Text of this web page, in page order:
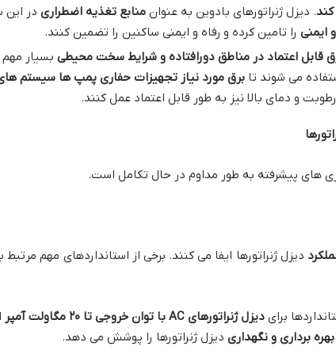
. دیزل ژنراتورهای بادوین به عنوانمنابع تغذیه اضطراری در این
ایمنی را تامین کرده و رفاه و ایمنی ساکنین را تضمین کنند.
قابل اعتماد در مناطق دورافتاده و شرایط سخت محیطی بسیار
می شوند تابرق مورد نیاز تجهیزات حفاری پمپ ها سیستم
و دمای بالا نیز به طور قابل اعتماد عمل کنند.
های پیشرفته به طور مداوم در حال تکامل است.
دیزل ژنراتورها ایفا می کنند. برخی از استانداردهای مهم مرتبط
برایدیزل ژنراتورهای AC با توان خروجی تا۲۰ مگاولت آمپر
برداری و نگهداری دیزل ژنراتورها را پوشش می دهد.